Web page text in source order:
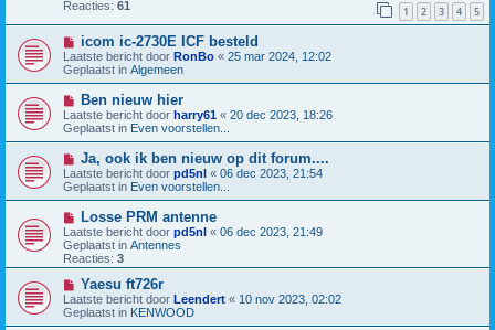
h
t
b
e
c
h
Reacties: 61 1 2 3 4 5
N
i
e
u
w
b
e
r
i
c
h
t
icom ic-2730E ICF besteld
Laatste bericht door RonBo « 25 mar 2024, 12:02
Geplaatst in Algemeen
N
i
e
u
w
b
e
r
i
h
t
Ben nieuw hier
Laatste bericht door harry61 « 20 dec 2023, 18:26
Geplaatst in Even voorstellen...
N
i
e
u
w
b
e
r
i
t
Ja, ook ik ben nieuw op dit forum....
Laatste bericht door pd5nl « 06 dec 2023, 21:54
Geplaatst in Even voorstellen...
N
i
e
u
w
b
r
i
Losse PRM antenne
Laatste bericht door pd5nl « 06 dec 2023, 21:49
Geplaatst in Antennes
Reacties: 3
N
i
e
u
Yaesu ft726r
Laatste bericht door Leendert « 10 nov 2023, 02:02
Geplaatst in KENWOOD